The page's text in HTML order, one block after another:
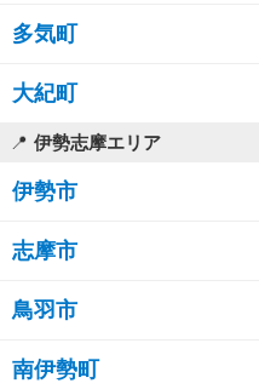
多気町
大紀町
伊勢志摩エリア
伊勢市
志摩市
鳥羽市
南伊勢町